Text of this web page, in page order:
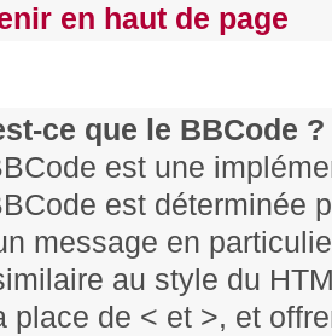
en haut de page
ce que le BBCode ?
est une
est déterminée
message en
au style du
place de < et >, et